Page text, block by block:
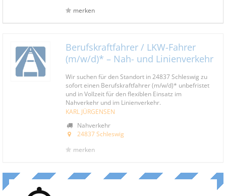
merken
Berufskraftfahrer / LKW-Fahrer
(m/w/d)* – Nah- und Linienverkehr
Wir suchen für den Standort in 24837 Schleswig zu
sofort einen Berufskraftfahrer (m/w/d)* unbefristet
und in Vollzeit für den flexiblen Einsatz im
Nahverkehr und im Linienverkehr.
KARL JÜRGENSEN
Nahverkehr
24837 Schleswig
merken